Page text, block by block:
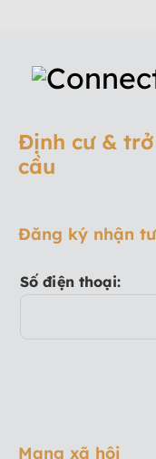
Định cư &
cầu
Đăng ký nhận
Số điện thoại:
Mạng xã hội